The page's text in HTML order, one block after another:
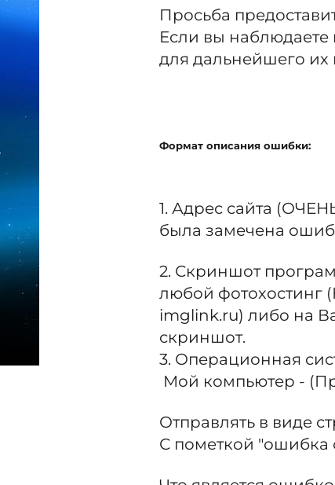
Просьба
Если вы
для дальнейшего их
Формат описания ошибки:
1. Адрес сайта
была замечена
2. Скриншот
любой фотохостинг
imglink.ru) либо на
скриншот.
3. Операционная
Мой компьютер -
Отправлять в виде
С пометкой "ошибка